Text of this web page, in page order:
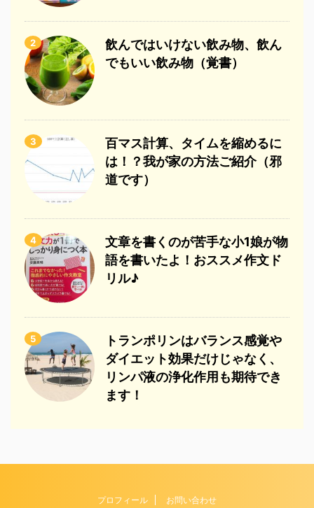
2
飲んではいけない飲み物、飲ん
でもいい飲み物（覚書）
3
百マス計算、タイムを縮めるに
は！？我が家の方法ご紹介（邪
道です）
4
文章を書くのが苦手な小1娘が物
語を書いたよ！おススメ作文ド
リル♪
5
トランポリンはバランス感覚や
ダイエット効果だけじゃなく、
リンパ液の浄化作用も期待でき
ます！
プロフィール お問い合わせ